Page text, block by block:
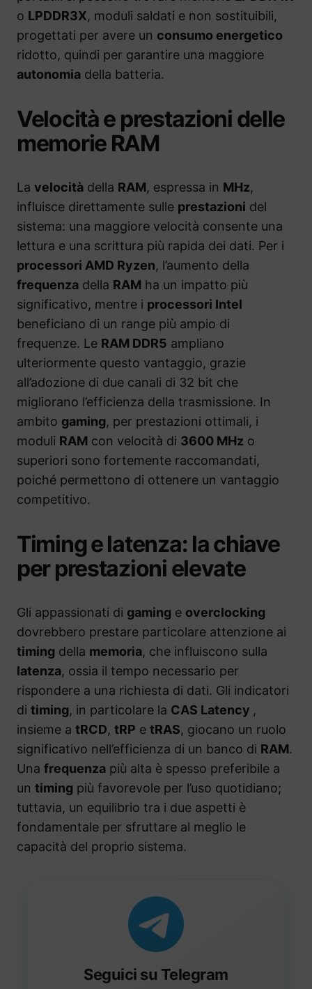
o LPDDR3X, moduli saldati e non sostituibili,
progettati per avere un consumo energetico
ridotto, quindi per garantire una maggiore
autonomia della batteria.
Velocità e prestazioni delle
memorie RAM
La velocità della RAM, espressa in MHz,
influisce direttamente sulle prestazioni del
sistema: una maggiore velocità consente una
lettura e una scrittura più rapida dei dati. Per i
processori AMD Ryzen, l’aumento della
frequenza della RAM ha un impatto più
significativo, mentre i processori Intel
beneficiano di un range più ampio di
frequenze. Le RAM DDR5 ampliano
ulteriormente questo vantaggio, grazie
all’adozione di due canali di 32 bit che
migliorano l’efficienza della trasmissione. In
ambito gaming, per prestazioni ottimali, i
moduli RAM con velocità di 3600 MHz o
superiori sono fortemente raccomandati,
poiché permettono di ottenere un vantaggio
competitivo.
Timing e latenza: la chiave
per prestazioni elevate
Gli appassionati di gaming e overclocking
dovrebbero prestare particolare attenzione ai
timing della memoria, che influiscono sulla
latenza, ossia il tempo necessario per
rispondere a una richiesta di dati. Gli indicatori
di timing, in particolare la CAS Latency ,
insieme a tRCD, tRP e tRAS, giocano un ruolo
significativo nell’efficienza di un banco di RAM.
Una frequenza più alta è spesso preferibile a
un timing più favorevole per l’uso quotidiano;
tuttavia, un equilibrio tra i due aspetti è
fondamentale per sfruttare al meglio le
capacità del proprio sistema.
Seguici su Telegram